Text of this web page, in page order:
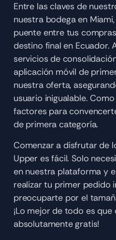
Entre las claves de
nuestra bodega en
puente entre tus
destino final en Ecuador.
servicios de
aplicación móvil de
nuestra oferta,
usuario inigualable.
factores para
de primera categoría.
Comenzar a disfrutar de
Upper es fácil. Solo
en nuestra plataforma y
realizar tu primer pedido
preocuparte por el
¡Lo mejor de todo es
absolutamente gratis!